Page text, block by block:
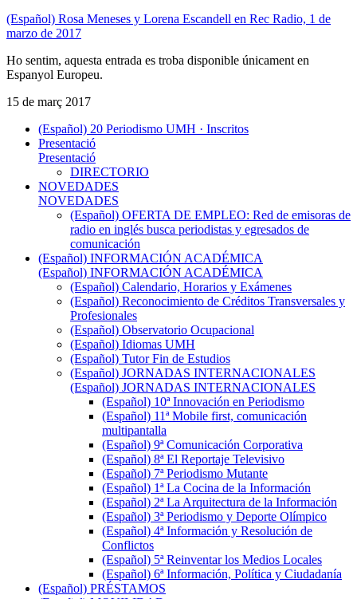
(Español) Rosa Meneses y Lorena Escandell en Rec Radio, 1 de
marzo de 2017
Ho sentim, aquesta entrada es troba disponible únicament en
Espanyol Europeu.
15 de març 2017
(Español) 20 Periodismo UMH · Inscritos
Presentació
Presentació
DIRECTORIO
NOVEDADES
NOVEDADES
(Español) OFERTA DE EMPLEO: Red de emisoras de
radio en inglés busca periodistas y egresados de
comunicación
(Español) INFORMACIÓN ACADÉMICA
(Español) INFORMACIÓN ACADÉMICA
(Español) Calendario, Horarios y Exámenes
(Español) Reconocimiento de Créditos Transversales y
Profesionales
(Español) Observatorio Ocupacional
(Español) Idiomas UMH
(Español) Tutor Fin de Estudios
(Español) JORNADAS INTERNACIONALES
(Español) JORNADAS INTERNACIONALES
(Español) 10ª Innovación en Periodismo
(Español) 11ª Mobile first, comunicación
multipantalla
(Español) 9ª Comunicación Corporativa
(Español) 8ª El Reportaje Televisivo
(Español) 7ª Periodismo Mutante
(Español) 1ª La Cocina de la Información
(Español) 2ª La Arquitectura de la Información
(Español) 3ª Periodismo y Deporte Olímpico
(Español) 4ª Información y Resolución de
Conflictos
(Español) 5ª Reinventar los Medios Locales
(Español) 6ª Información, Política y Ciudadanía
(Español) PRÉSTAMOS